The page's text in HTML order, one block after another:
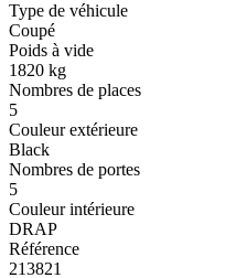
Type de véhicule
Coupé
Poids à vide
1820 kg
Nombres de places
5
Couleur extérieure
Black
Nombres de portes
5
Couleur intérieure
DRAP
Référence
213821